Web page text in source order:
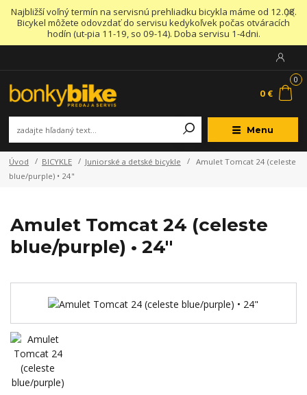
Najbližší voľný termín na servisnú prehliadku bicykla máme od 12.08.
Bicykel môžete odovzdať do servisu kedykoľvek počas otváracích
hodín (ut-pia 11-19, so 09-14). Doba servisu 1-4dni.
Menu
0
0 €
Úvod BICYKLE Juniorské a detské bicykle
Amulet Tomcat 24 (celeste
blue/purple) • 24"
Amulet Tomcat 24 (celeste
blue/purple) • 24"